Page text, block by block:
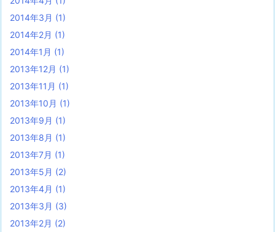
2014年3月 (1)
2014年2月 (1)
2014年1月 (1)
2013年12月 (1)
2013年11月 (1)
2013年10月 (1)
2013年9月 (1)
2013年8月 (1)
2013年7月 (1)
2013年5月 (2)
2013年4月 (1)
2013年3月 (3)
2013年2月 (2)